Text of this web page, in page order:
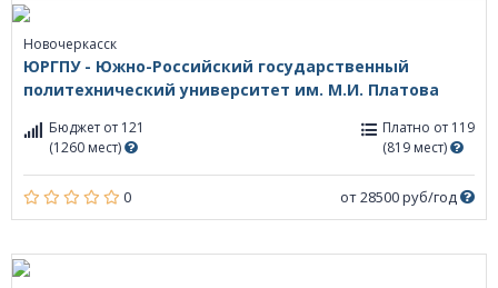
Новочеркасск
ЮРГПУ - Южно-Российский государственный
политехнический университет им. М.И. Платова
Бюджет от 121
(1260 мест)
Платно от 119
(819 мест)
0 от 28500 руб/год